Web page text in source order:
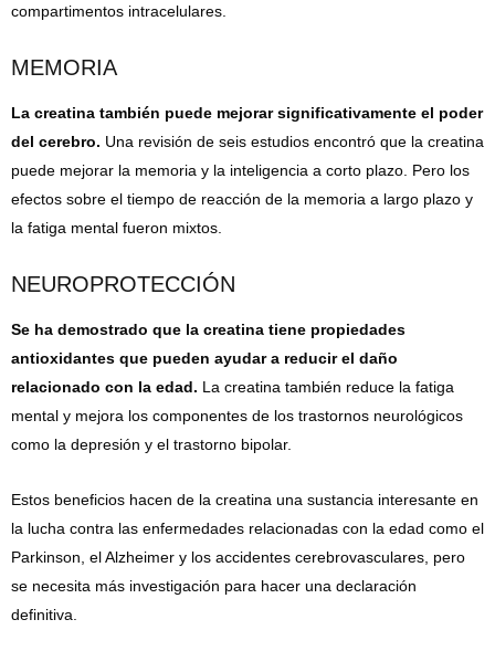
compartimentos intracelulares.
MEMORIA
La creatina también puede mejorar significativamente el poder
del cerebro. Una revisión de seis estudios encontró que la creatina
puede mejorar la memoria y la inteligencia a corto plazo. Pero los
efectos sobre el tiempo de reacción de la memoria a largo plazo y
la fatiga mental fueron mixtos.
NEUROPROTECCIÓN
Se ha demostrado que la creatina tiene propiedades
antioxidantes que pueden ayudar a reducir el daño
relacionado con la edad. La creatina también reduce la fatiga
mental y mejora los componentes de los trastornos neurológicos
como la depresión y el trastorno bipolar.
Estos beneficios hacen de la creatina una sustancia interesante en
la lucha contra las enfermedades relacionadas con la edad como el
Parkinson, el Alzheimer y los accidentes cerebrovasculares, pero
se necesita más investigación para hacer una declaración
definitiva.